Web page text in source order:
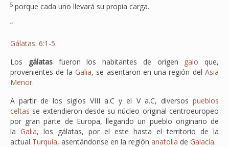
5 porque cada uno llevará su propia carga.
“
Gálatas. 6:1-5.
Los gálatasfueron los habitantes de origen galo que,
provenientes de la Galia, se asentaron en una región delAsia
Menor.
A partir de los siglos VIII a.C y el V a.C, diversos pueblos
celtas se extendieron desde su núcleo original centroeuropeo
por gran parte de Europa, llegando un pueblo originario de
la Galia, los gálatas, por el este hasta el territorio de la
actual Turquía, asentándonse en la región anatolia de Galacia.